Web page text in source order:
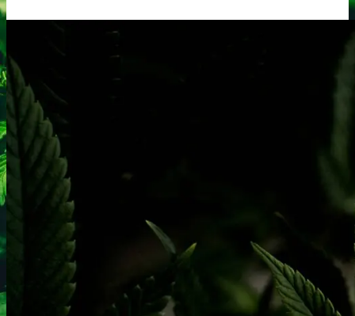
Benzodiazepiner
GHB/Hætter
GHB/Hætter renhedstest
Ketamin
Ketamin renhedstest
MCPP
MCPP test